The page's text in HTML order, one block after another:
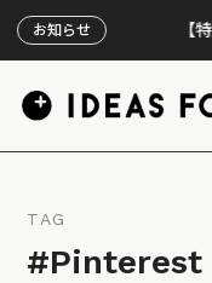
お知らせ 【特設
TAG
#Pinterest